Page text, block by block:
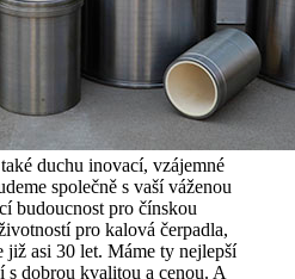
duchu inovací, vzájemné
společně s vaší váženou
budoucnost pro čínskou
pro kalová čerpadla,
již asi 30 let. Máme ty nejlepší
s dobrou kvalitou a cenou. A